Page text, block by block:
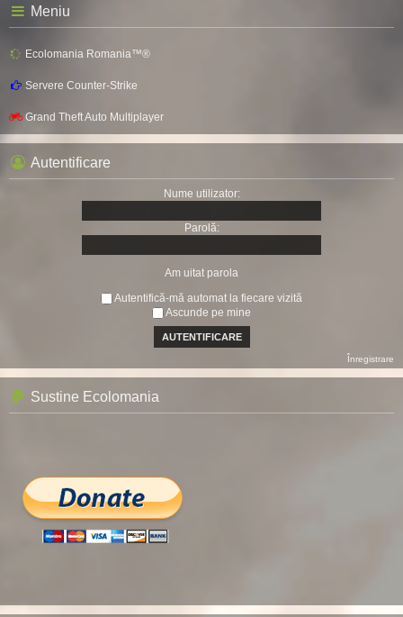
Meniu
Ecolomania Romania™®
Servere Counter-Strike
Grand Theft Auto Multiplayer
Autentificare
Nume utilizator:
Parolă:
Am uitat parola
Autentifică-mă automat la fiecare vizită
Ascunde pe mine
Înregistrare
Sustine Ecolomania